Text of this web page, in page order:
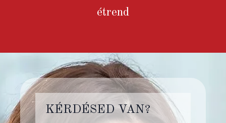
étrend
KÉRDÉSED VAN?